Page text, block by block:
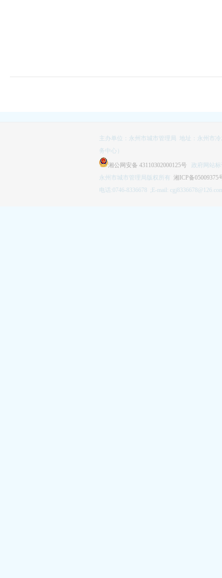
主办单位：永州市城市管理局 地址：永州市
务中心）
湘公网安备 43110302000125号 政府网站标
永州市城市管理局版权所有 湘ICP备05009375
电话:0746-8336678 ;E-mail: